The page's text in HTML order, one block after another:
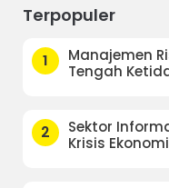
Terpopuler
1
Manajemen
Tengah
2
Sektor
Krisis Ekonomi